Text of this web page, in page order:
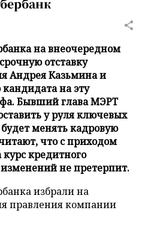
на внеочередном
отставку
Андрея Казьмина и
на эту
Бывший глава МЭРТ
у руля ключевых
менять кадровую
что с приходом
курс кредитного
не претерпит.
избрали на
правления компании